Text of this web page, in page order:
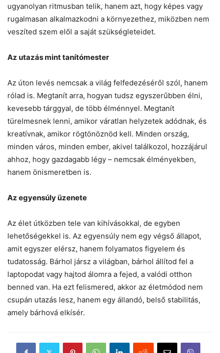
ugyanolyan ritmusban telik, hanem azt, hogy képes vagy
rugalmasan alkalmazkodni a környezethez, miközben nem
veszíted szem elől a saját szükségleteidet.
Az utazás mint tanítómester
Az úton levés nemcsak a világ felfedezéséről szól, hanem
rólad is. Megtanít arra, hogyan tudsz egyszerűbben élni,
kevesebb tárggyal, de több élménnyel. Megtanít
türelmesnek lenni, amikor váratlan helyzetek adódnak, és
kreatívnak, amikor rögtönöznöd kell. Minden ország,
minden város, minden ember, akivel találkozol, hozzájárul
ahhoz, hogy gazdagabb légy – nemcsak élményekben,
hanem önismeretben is.
Az egyensúly üzenete
Az élet útközben tele van kihívásokkal, de egyben
lehetőségekkel is. Az egyensúly nem egy végső állapot,
amit egyszer elérsz, hanem folyamatos figyelem és
tudatosság. Bárhol jársz a világban, bárhol állítod fel a
laptopodat vagy hajtod álomra a fejed, a valódi otthon
benned van. Ha ezt felismered, akkor az életmódod nem
csupán utazás lesz, hanem egy állandó, belső stabilitás,
amely bárhová elkísér.